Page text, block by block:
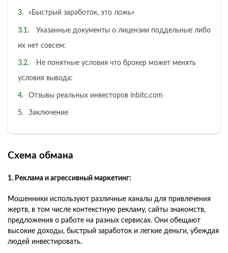
«Быстрый заработок, это ложь»
Указанные документы о лицензии поддельные либо
их нет совсем:
Не понятные условия что брокер может менять
условия вывода:
Отзывы реальных инвесторов inbitc.com
Заключение
Схема обмана
1. Реклама и агрессивный маркетинг:
Мошенники используют различные каналы для привлечения
жертв, в том числе контекстную рекламу, сайты знакомств,
предложения о работе на разных сервисах. Они обещают
высокие доходы, быстрый заработок и легкие деньги, убеждая
людей инвестировать.